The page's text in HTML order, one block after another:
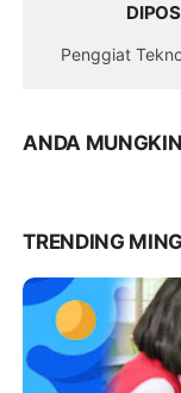
Penggiat
ANDA
TRENDING